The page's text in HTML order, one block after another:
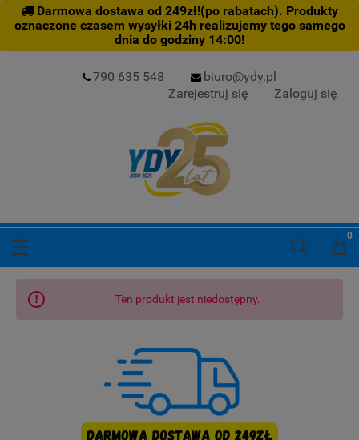
Darmowa dostawa od 249zł!(po rabatach). Produkty
oznaczone czasem wysyłki 24h realizujemy tego samego
dnia do godziny 14:00!
790 635 548
biuro@ydy.pl
Zarejestruj się
Zaloguj się
Ten produkt jest niedostępny.